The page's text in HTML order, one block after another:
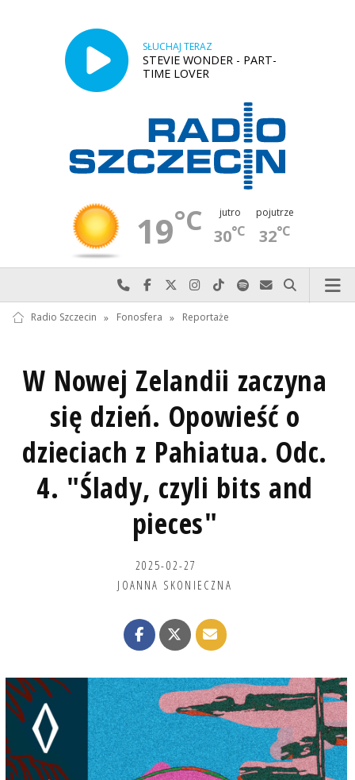
SŁUCHAJ TERAZ
STEVIE WONDER - PART-
TIME LOVER
19°C jutro
30°C
pojutrze
32°C
Najlepiej po prostu do nas zadzwoń
Odwiedź nas na Facebook-u
Odwiedź nas na X
Odwiedź nas na Instagram-ie
Odwiedź nas na TikTok-u
Szukaj nas na Spotify
Wyślij do nas
Szukaj
Radio Szczecin » Fonosfera » Reportaże
W Nowej Zelandii zaczyna
się dzień. Opowieść o
dzieciach z Pahiatua. Odc.
4. "Ślady, czyli bits and
pieces"
2025-02-27
JOANNA SKONIECZNA